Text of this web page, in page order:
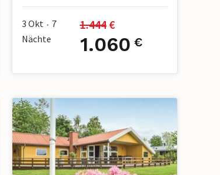
3 Okt • 7
Nächte
1.444 €
1.060 €